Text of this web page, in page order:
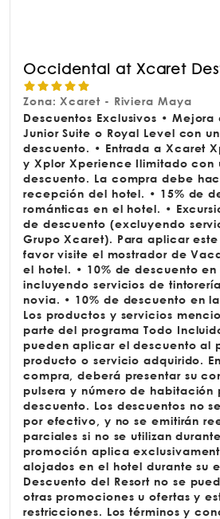
Occidental at Xcaret
Zona: Xcaret - Riviera Maya
Descuentos Exclusivos • Mejora a una habitación
Junior Suite o Royal Level con
descuento. • Entrada a Xcaret Xperience Ilimitado
y Xplor Xperience Ilimitado con
descuento. La compra debe
recepción del hotel. • 15% de descuento en cenas
románticas en el hotel. • Excursiones con un 10%
de descuento (excluyendo
Grupo Xcaret). Para aplicar
favor visite el mostrador de
el hotel. • 10% de descuento en lavandería,
incluyendo servicios de
novia. • 10% de descuento en la carta de vinos.
Los productos y servicios
parte del programa Todo
pueden aplicar el descuento al
producto o servicio adquirido. En el momento de la
compra, deberá presentar su
pulsera y número de habitación
descuento. Los descuentos no
por efectivo, y no se emitirán
parciales si no se utilizan durante su
promoción aplica
alojados en el hotel durante su
Descuento del Resort no se
otras promociones u ofertas y
restricciones. Los términos y